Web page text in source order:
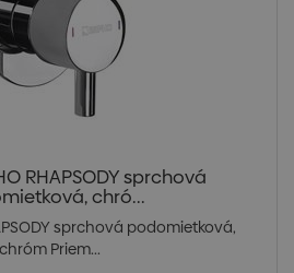
RHAPSODY sprchová
chró...
sprchová podomietková,
chróm Priem...